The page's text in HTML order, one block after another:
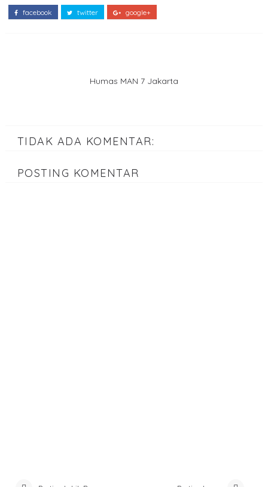
facebook twitter google+
Humas MAN 7 Jakarta
TIDAK ADA KOMENTAR:
POSTING KOMENTAR